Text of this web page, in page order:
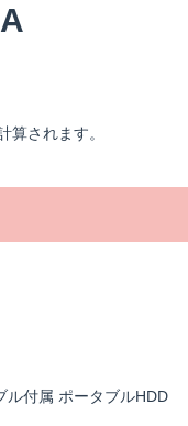
算されます。
ル付属 ポータブルHDD